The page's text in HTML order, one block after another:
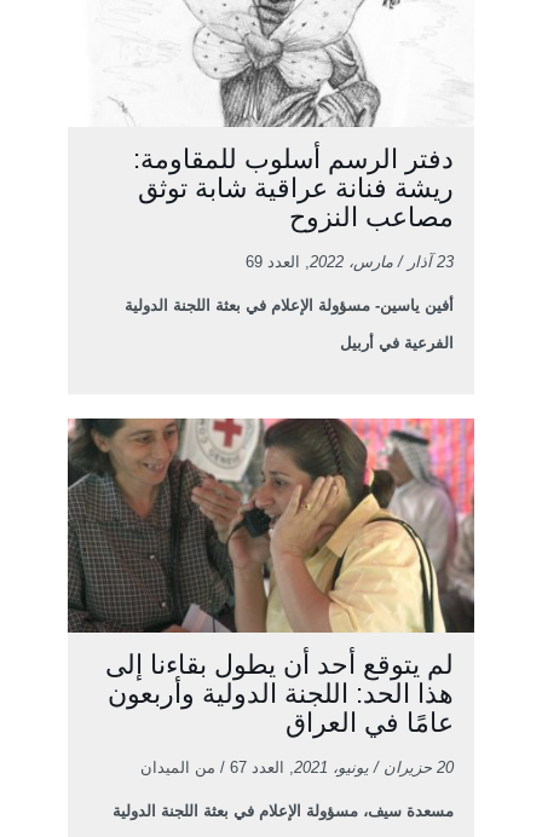
دفتر الرسم أسلوب للمقاومة:
ريشة فنانة عراقية شابة توثق
مصاعب النزوح
23 آذار / مارس، 2022 , العدد 69
أفين ياسين- مسؤولة الإعلام في بعثة اللجنة الدولية
الفرعية في أربيل
لم يتوقع أحد أن يطول بقاءنا إلى
هذا الحد: اللجنة الدولية وأربعون
عامًا في العراق
20 حزيران / يونيو، 2021 , العدد 67 / من الميدان
مسعدة سيف، مسؤولة الإعلام في بعثة اللجنة الدولية